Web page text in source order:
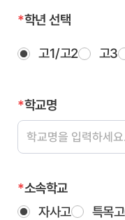
*학년 선택
고1/고2 고3
*학교명
*소속학교
자사고
특목고